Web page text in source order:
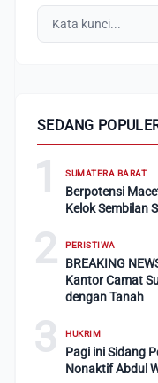
SEDANG
1 SUMATERA BARAT
Berpotensi
Kelok Sembilan
2 PERISTIWA
BREAKING
Kantor Camat
dengan Tanah
3 HUKRIM
Pagi ini Sidang
Nonaktif Abdul